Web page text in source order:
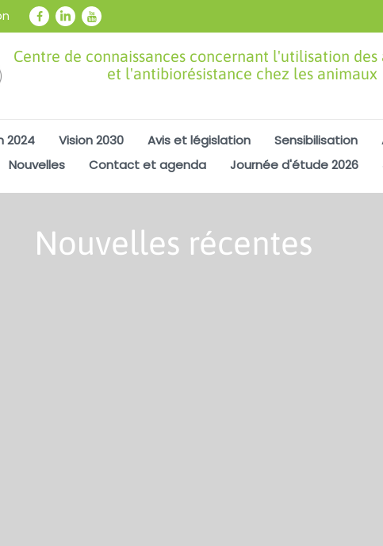
Centre de connaissances concernant l'utilisation
et l'antibiorésistance chez les animaux
2024 Vision 2030 Avis et législation Sensibilisation
Nouvelles Contact et agenda Journée d'étude 2026
Nouvelles récentes